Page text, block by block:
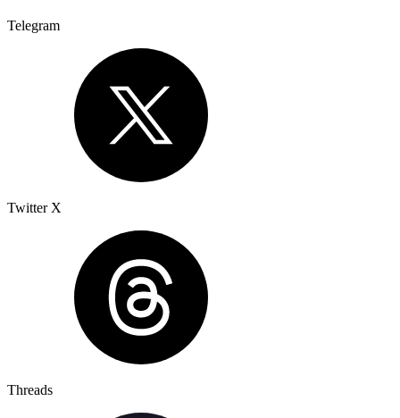
Telegram
Twitter X
Threads